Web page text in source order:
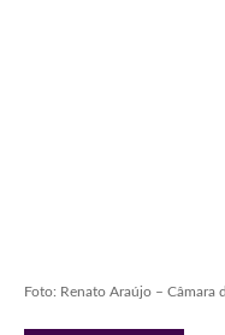
Foto: Renato Araújo – Câmara